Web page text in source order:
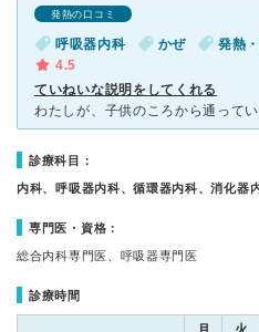
発熱の口コミ
呼吸器内科 かぜ
発熱
4.5
ていねいな説明をしてくれる
診療科目：
内科、呼吸器内科、循環器内科、消化器
専門医・資格：
総合内科専門医、呼吸器専門医
診療時間